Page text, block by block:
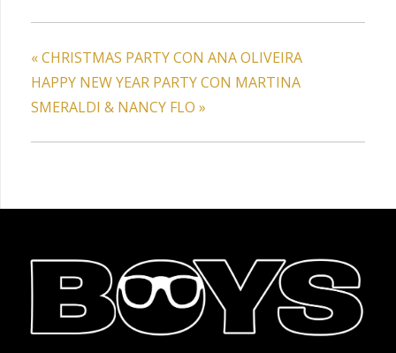
«CHRISTMAS PARTY CON ANA OLIVEIRA
HAPPY NEW YEAR PARTY CON MARTINA
SMERALDI & NANCY FLO »